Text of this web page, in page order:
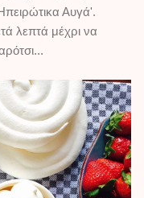
Αυγά'.
λεπτά μέχρι να